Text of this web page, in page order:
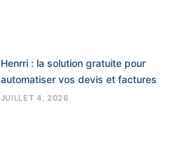
Henrri : la solution gratuite pour
automatiser vos devis et factures
JUILLET 4, 2026